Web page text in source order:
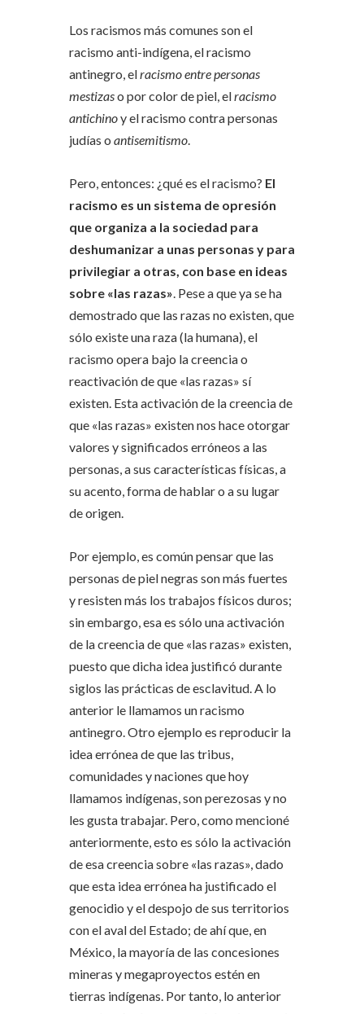
Los racismos más comunes son el
racismo anti-indígena, el racismo
antinegro, elracismo entre personas
mestizaso por color de piel, elracismo
antichinoy el racismo contra personas
judías o antisemitismo.
Pero, entonces: ¿qué es el racismo? El
racismo es un sistema de opresión
que organiza a la sociedad para
deshumanizar a unas personas y para
privilegiar a otras, con base en ideas
sobre «las razas». Pese a que ya se ha
demostrado que las razas no existen, que
sólo existe una raza (la humana), el
racismo opera bajo la creencia o
reactivación de que «las razas» sí
existen. Esta activación de la creencia de
que «las razas» existen nos hace otorgar
valores y significados erróneos a las
personas, a sus características físicas, a
su acento, forma de hablar o a su lugar
de origen.
Por ejemplo, es común pensar que las
personas de piel negras son más fuertes
y resisten más los trabajos físicos duros;
sin embargo, esa es sólo una activación
de la creencia de que «las razas» existen,
puesto que dicha idea justificó durante
siglos las prácticas de esclavitud. A lo
anterior le llamamos un racismo
antinegro. Otro ejemplo es reproducir la
idea errónea de que las tribus,
comunidades y naciones que hoy
llamamos indígenas, son perezosas y no
les gusta trabajar. Pero, como mencioné
anteriormente, esto es sólo la activación
de esa creencia sobre «las razas», dado
que esta idea errónea ha justificado el
genocidio y el despojo de sus territorios
con el aval del Estado; de ahí que, en
México, la mayoría de las concesiones
mineras y megaproyectos estén en
tierras indígenas. Por tanto, lo anterior